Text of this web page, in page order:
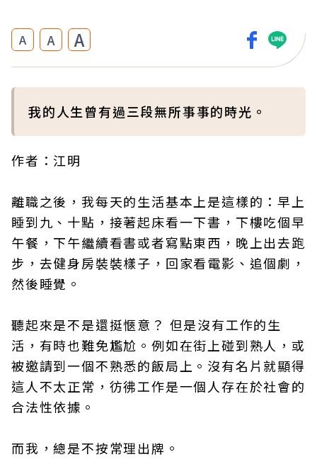
A A A
我的人生曾有過三段無所事事的時光。
作者：江明
離職之後，我每天的生活基本上是這樣的：早上
睡到九、十點，接著起床看一下書，下樓吃個早
午餐，下午繼續看書或者寫點東西，晚上出去跑
步，去健身房裝裝樣子，回家看電影、追個劇，
然後睡覺。
聽起來是不是還挺愜意？ 但是沒有工作的生
活，有時也難免尷尬。例如在街上碰到熟人，或
被邀請到一個不熟悉的飯局上。沒有名片就顯得
這人不太正常，彷彿工作是一個人存在於社會的
合法性依據。
而我，總是不按常理出牌。